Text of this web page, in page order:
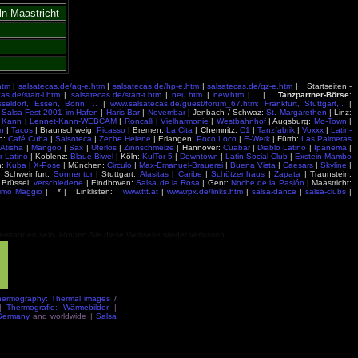
Maastricht
| salsatecas.de/ag-e.htm| salsatecas.de/hp-e.htm|salsatecas.de/qz-e.htm | Startseiten -
start-i.htm salsatecas.de/start-t.htm|neu.htm new.htm| |Tanzpartner-Börse:
Essen, Bonn, .. |www.salsatecas.de/guest/forum_67.htm: Frankfurt, Stuttgart,..
Salsa-Fest 2001 im Hafen Haris Bar| Novembar| Jenbach / Schwaz:St. Margarethen | Linz:
Lennet-Kann-WEBCAM Roncalli|Vielharmonie Westbahnhof| Augsburg: Mo-Town
Tacos| Braunschweig: Picasso | Bremen: La Cita Chemnitz: C1 Tanzfabrik| Voxxx| Latin-
Café Cuba Salsoteca Zeche Helene | Erlangen: Poco Loco E-Werk | Fürth: Las Palmeras
Atisha Mangoo|Sax Uferlos|Zinnschmelze Hannover: Cuabar| Diablo Latino Ipanema|
Latino| Koblenz: Blaue Biwel Köln: KulTor 5| Downtown Latin Social Club
Exstein Mambo
Kuba X-Pose | München: Circulo Max-Emanuel-Brauerei Buena Vista Caesars Skyline
Schweinfurt: Sonnentor| Stuttgart: Alasitas| Caribe |Schützenhaus |Zapata | Traunstein:
verschiedene | Eindhoven:Salsa de la Rosa | Gent: Noche de la Pasión | Maastricht:
Maggio| * | Linklisten: www.ttt.at| www.rpx.de/links.htm| salsa-dance salsa-clubs|
Thermal images /
Thermografie: Wärmebilder|
and worldwide | Salsa